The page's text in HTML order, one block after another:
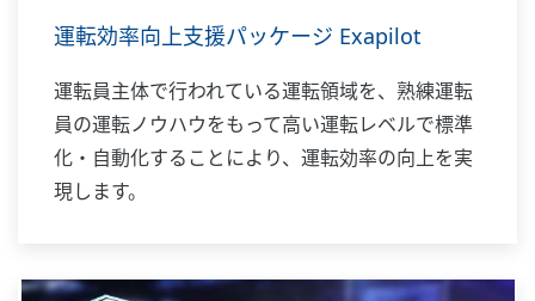
運転効率向上支援パッケージ Exapilot
運転員主体で行われている運転領域を、熟練運転
員の運転ノウハウをもって高い運転レベルで標準
化・自動化することにより、運転効率の向上を実
現します。